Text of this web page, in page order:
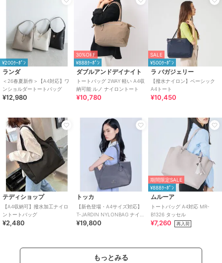
¥200ｸｰﾎﾟﾝ
ランダ
＜26春夏新作＞【A4対応】ワ
ンショルダートートバッグ
¥12,980
30%OFF
¥888ｸｰﾎﾟﾝ
ダブルアンドデイナイト
トートバッグ 2WAY 軽い A4収
納可能 ルノ ナイロントート
¥10,780
SALE
¥500ｸｰﾎﾟﾝ
ラ バガジェリー
【撥水ナイロン】ベーシック
A4トート
¥10,450
テディショップ
【A4収納可】撥水加工ナイロ
ントートバッグ
¥2,480
トッカ
【新色登場・A4サイズ対応】
T-JARDIN NYLONBAG ナイロ
ンバッグ
¥19,800
期間限定SALE
¥888ｸｰﾎﾟﾝ
ムルーア
トートバッグ A4対応 MR-
B1326 タッセル
¥7,260 再入荷
もっとみる